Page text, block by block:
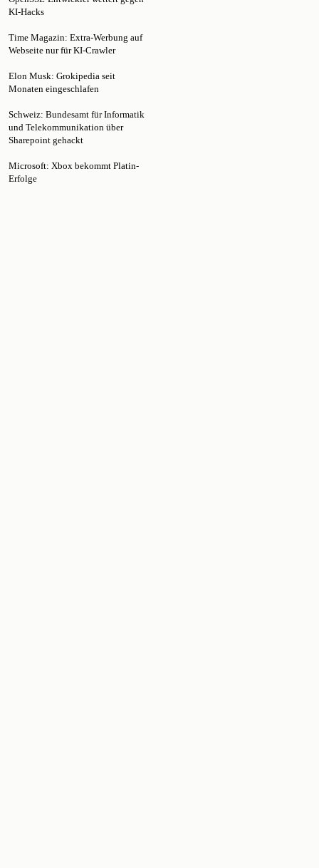
Webseite nur für KI-Crawler
Monaten eingeschlafen
Schweiz: Bundesamt für Informatik
und Telekommunikation über
Sharepoint gehackt
Microsoft: Xbox bekommt Platin-
Erfolge